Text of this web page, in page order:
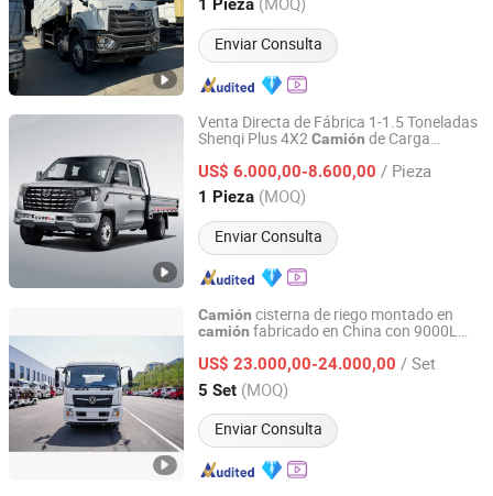
1 Pieza
Enviar Consulta
Venta Directa de Fábrica 1-1.5 Toneladas
Shenqi Plus 4X2Camión de Carga
US$ 6.000,00-8.600,00 / Pieza
1 Pieza (MOQ)
Enviar Consulta
Henan Elorry Industrial Co., Ltd.
Henan, China Desde 2024
Camión cisterna de riego montado en
camión fabricado en China con 9000L
US$ 23.000,00-24.000,00 / Set
5 Set (MOQ)
Enviar Consulta
Ricalt Automobile Technology (Hubei) Co., Ltd.
Hubei, China Desde 2021